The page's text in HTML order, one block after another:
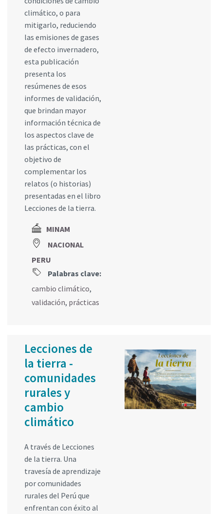
climático, o para
mitigarlo, reduciendo
las emisiones de gases
de efecto invernadero,
esta publicación
presenta los
resúmenes de esos
informes de validación,
que brindan mayor
información técnica de
los aspectos clave de
las prácticas, con el
objetivo de
complementar los
relatos (o historias)
presentadas en el libro
Lecciones de la tierra.
MINAM
NACIONAL
PERU
Palabras clave:
cambio climático,
validación, prácticas
Lecciones de
la tierra -
comunidades
rurales y
cambio
climático
A través de Lecciones
de la tierra. Una
travesía de aprendizaje
por comunidades
rurales del Perú que
enfrentan con éxito al